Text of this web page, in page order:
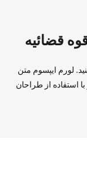
لورم ایپسوم متن
استفاده از طراحان